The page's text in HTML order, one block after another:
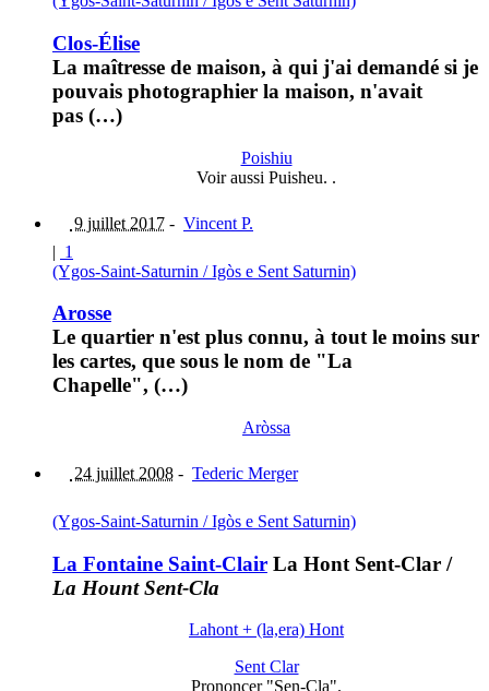
Clos-Élise
La maîtresse de maison, à qui j'ai demandé si je
pouvais photographier la maison, n'avait
pas (…)
Poishiu
Voir aussi Puisheu. .
9 juillet 2017 - Vincent P.
| 1
(Ygos-Saint-Saturnin / Igòs e Sent Saturnin)
Arosse
Le quartier n'est plus connu, à tout le moins sur
les cartes, que sous le nom de "La
Chapelle", (…)
Aròssa
24 juillet 2008 - Tederic Merger
(Ygos-Saint-Saturnin / Igòs e Sent Saturnin)
La Fontaine Saint-Clair La Hont Sent-Clar /
La Hount Sent-Cla
Lahont + (la,era) Hont
Sent Clar
Prononcer "Sen-Cla".